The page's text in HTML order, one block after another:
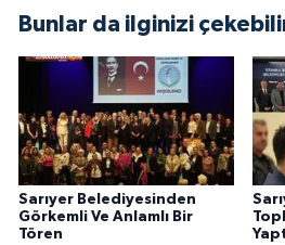
Bunlar da ilginizi
Sarıyer Belediyesinden
Görkemli Ve Anlamlı Bir
Tören